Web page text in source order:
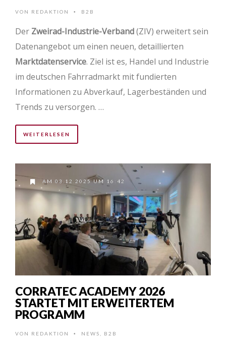
VON REDAKTION • B2B
Der Zweirad-Industrie-Verband(ZIV) erweitert sein
Datenangebot um einen neuen, detaillierten
Marktdatenservice. Ziel ist es, Handel und Industrie
im deutschen Fahrradmarkt mit fundierten
Informationen zu Abverkauf, Lagerbeständen und
Trends zu versorgen. …
WEITERLESEN
AM 03.12.2025 UM 16:42
CORRATEC ACADEMY 2026
STARTET MIT ERWEITERTEM
PROGRAMM
VON REDAKTION • NEWS B2B